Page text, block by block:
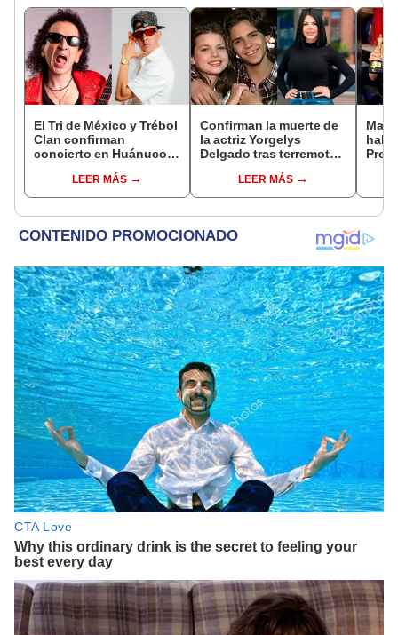
El Tri de México y Trébol
Clan confirman
concierto en Huánuco
ZaperokoLEER MÁS
Confirman la muerte de
la actriz Yorgelys
Delgado tras terremotos
amigos lamentan su
partida
LEER MÁS